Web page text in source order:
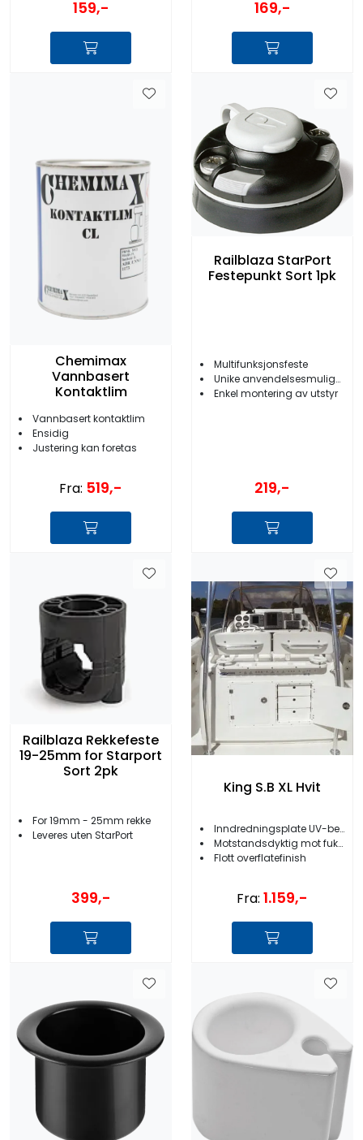
159,- 169,-
Chemimax
Vannbasert
Kontaktlim
Vannbasert kontaktlim
Ensidig
Justering kan foretas
Fra: 519,-
Railblaza StarPort
Festepunkt Sort 1pk
Multifunksjonsfeste
Unike anvendelsesmuligheter
Enkel montering av utstyr
219,-
Railblaza Rekkefeste
19-25mm for Starport
Sort 2pk
For 19mm - 25mm rekke
Leveres uten StarPort
399,-
King S.B XL Hvit
Inndredningsplate UV-bestandig polymer
Motstandsdyktig mot fukt/sol/luft/vann
Flott overflatefinish
Fra: 1.159,-